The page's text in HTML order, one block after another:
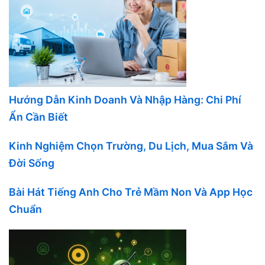
Hướng Dẫn Kinh Doanh Và Nhập Hàng: Chi Phí
Ẩn Cần Biết
Kinh Nghiệm Chọn Trường, Du Lịch, Mua Sắm Và
Đời Sống
Bài Hát Tiếng Anh Cho Trẻ Mầm Non Và App Học
Chuẩn